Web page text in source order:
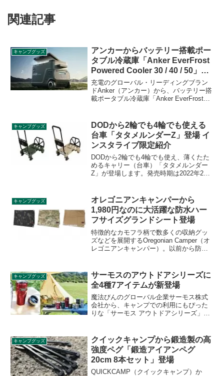
関連記事
キャンプグッズ
アンカーからバッテリー搭載ポー
タブル冷蔵庫「Anker EverFrost
Powered Cooler 30 / 40 / 50」登
場
充電のグローバル・リーディングブラン
ドAnker（アンカー）から、バッテリー搭
載ポータブル冷蔵庫「Anker EverFrost
場しました。世界最長の冷却時間を誇
り、スマホやUSB家電に充電・給電も可
能なハイスペック冷蔵庫です。詳細をレ
ビューします。
キャンプグッズ
DODから2輪でも4輪でも使える
台車「タタメルンダーZ」登場 イ
ンスタライブ限定紹介
DODから2輪でも4輪でも使え、薄くたた
めるキャリー（台車）「タタメルンダー
Z」が登場します。発売時期は2022年2月
キャンプグッズ
オレゴニアンキャンパーから
1,980円なのに大活躍な防水ハー
フサイズグランドシート登場
特徴的なカモフラ柄で数多くの収納グッ
ズなどを展開するOregonian Camper（オ
レゴニアンキャンパー）。以前から防水
サイズが登場しました。ハーフサイズだ
とどんなメリットがあるのか、詳細をレ
ビューします。
キャンプグッズ
サーモスのアウトドアシリーズに
全4種7アイテムが新登場
魔法びんのグローバル企業サーモス株式
会社から、キャンプでの利用にもぴった
りな「サーモス アウトドアシリーズ」の
缶ホルダー、真空断熱タンブラーの詳細
をレビューします。
キャンプグッズ
クイックキャンプから鍛造製の高
強度ペグ「鍛造アイアンペグ
20cm 8本セット」登場
QUICKCAMP（クイックキャンプ）か